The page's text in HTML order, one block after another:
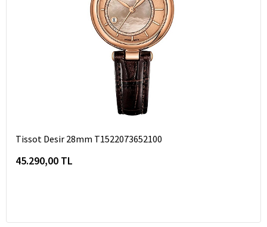
Tissot Desir 28mm T1522073652100
45.290,00 TL